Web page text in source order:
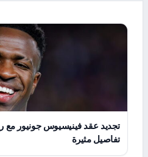
تفاصيل مثيرة